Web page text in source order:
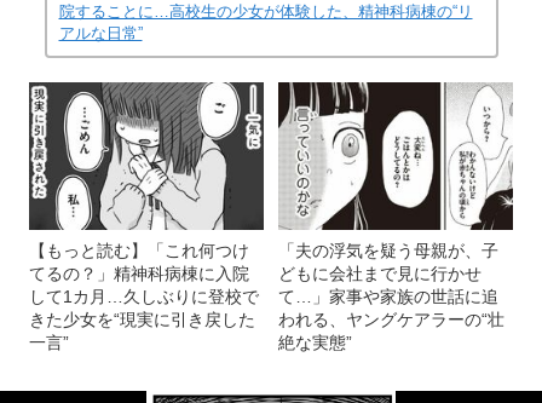
院することに…高校生の少女が体験した、精神科病棟の“リ
アルな日常”
【もっと読む】「これ何つけ
てるの？」精神科病棟に入院
して1カ月…久しぶりに登校で
きた少女を“現実に引き戻した
一言”
「夫の浮気を疑う母親が、子
どもに会社まで見に行かせ
て…」家事や家族の世話に追
われる、ヤングケアラーの“壮
絶な実態”